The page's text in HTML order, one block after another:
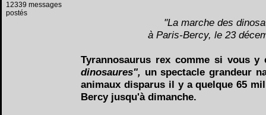
12339 messages
postés
"La marche des
à Paris-Bercy, le 23
Tyrannosaurus rex comme si vous
dinosaures", un spectacle grandeur
animaux disparus il y a quelque 65
Bercy jusqu'à dimanche.